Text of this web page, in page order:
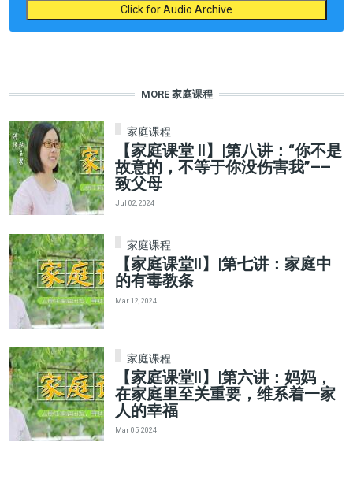
Click for Audio Archive
MORE 家庭课程
家庭课程
【家庭课堂 II】|第八讲：“你不是
故意的，不等于你没伤害我”——
致父母
Jul 02, 2024
家庭课程
【家庭课堂II】|第七讲：家庭中
的有毒教条
Mar 12, 2024
家庭课程
【家庭课堂II】|第六讲：妈妈，
在家庭里至关重要，维系着一家
人的幸福
Mar 05, 2024